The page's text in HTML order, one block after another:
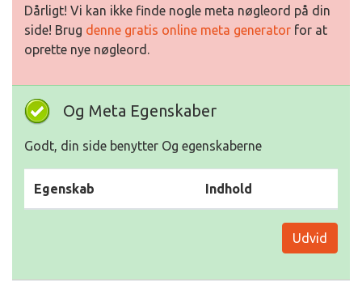
Dårligt! Vi kan ikke finde nogle meta nøgleord på din
side! Brug denne gratis online meta generator for at
oprette nye nøgleord.
Og Meta Egenskaber
Godt, din side benytter Og egenskaberne
Egenskab Indhold
Udvid